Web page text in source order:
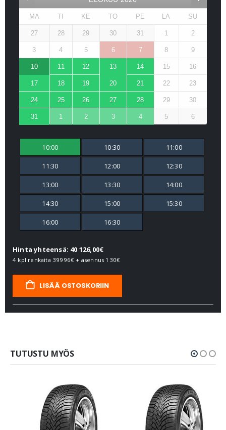
MA TI KE TO PE LA SU
27 28 29 30 31 1 2
3 4 5 6 7 8 9
10 11 12 13 14 15 16
17 18 19 20 21 22 23
24 25 26 27 28 29 30
31 1 2 3 4 5 6
10:00 10:30 11:00
11:30 12:00 12:30
13:00 13:30 14:00
14:30 15:00 15:30
16:00 16:30
Hinta yhteensä: 40 126,00€
4 kpl renkaita 39996€ + asennus 130€
LISÄÄ OSTOSKORIIN
TUTUSTU MYÖS